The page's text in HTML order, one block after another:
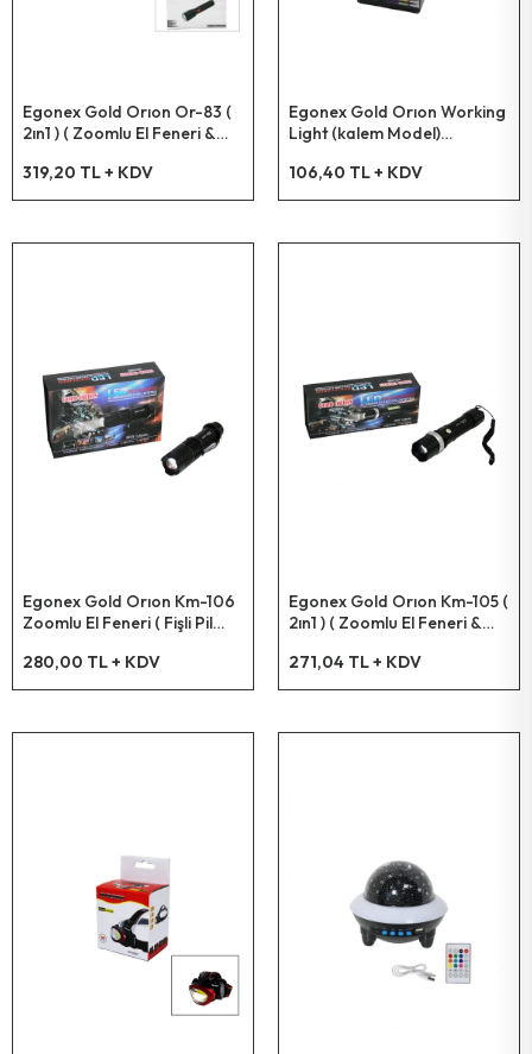
Kişisel Güvenlik Ürünleri
Kişisel Bakım Aletleri
Kişisel Temizlik Ürünleri
Bisiklet & Motor Malzemeleri
Egonex Gold Orıon Or-83 (
2ın1 ) ( Zoomlu El Feneri &
Şarjlı ) ( Metal Kasa ) ( 17cm )
( 3000 Lumen )*80
319,20 TL + KDV
Egonex Gold Orıon Working
Light (kalem Model)
Feneri (cob 1+1-led: 5w) (cep
& Kemer Askılıklı)
106,40 TL + KDV
Egonex Gold Orıon Km-106
Zoomlu El Feneri ( Fişli Pil
Kasa ) ( 12.5cm ) ( 3000
Lumen )*100
280,00 TL + KDV
Egonex Gold Orıon Km-105 (
2ın1 ) ( Zoomlu El Feneri &
Metal Kasa ) ( 15.5cm ) (
3000 Lumen )*100
271,04 TL + KDV